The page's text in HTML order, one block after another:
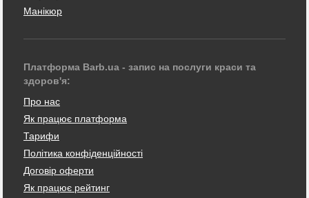
Манікюр
Платформа Barb.ua - запис на послуги краси та
здоров'я:
Про нас
Як працює платформа
Тарифи
Політика конфіденційності
Договір оферти
Як працює рейтинг